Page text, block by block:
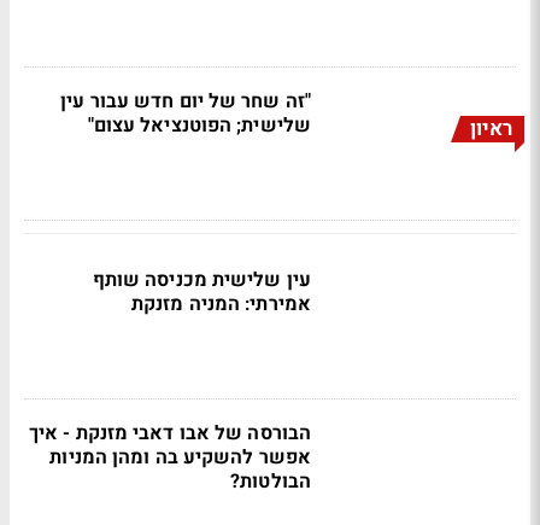
ראיון
"זה שחר של יום חדש עבור עין
שלישית; הפוטנציאל עצום"
עין שלישית מכניסה שותף
אמירתי: המניה מזנקת
הבורסה של אבו דאבי מזנקת - איך
אפשר להשקיע בה ומהן המניות
הבולטות?